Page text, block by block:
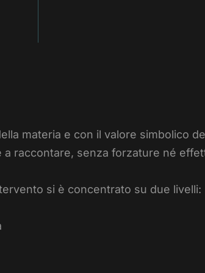
materia e con il valore simbolico
raccontare, senza forzature né
si è concentrato su due livelli: